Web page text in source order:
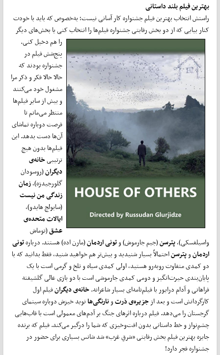
بهترین فیلم بلند داستانی
راستش انتخاب بهترین فیلم جشنواره کار آسانی نیست؛ به‌خصوص که باید با خودت
کنار بیایی که از دو بخش رقابتی جشنوارهفیلم‌ها را انتخاب کنی یا بخش‌های دیگر
را هم دخیل کنی.
پنج‌شش فیلم در
جشنواره بودند که
حالا حالا فکر و ذکر مرا
مشغول خود می‌کنند
و بیش از سایر فیلم‌ها
منتظر می‌مانم تا
فرصت دوباره تماشای
آن‌ها دست بدهد. این
فیلم‌ها بدون هیچ
ترتیبیخانه‌ی
دیگران(روسودان
گلورجیدزه)،زمان
زندگی من نیست
(سابولچ هایدو)،
ایالات متحده‌ی
عشق(توماش
واسیلفسکی)،پترسن(جیم جارموش) وتونی اردمان(مارن اده) هستند. دربارهتونی
اردمانوپترسناحتمالاً بسیار شنیدید و بیش‌تر هم خواهید شنید، فقط بدانید که با
دو کمدی متفاوت روبه‌رو هستید، اولی کمدی سیاه و تلخ و گرمی است با یک
پایان‌بندی حیرت‌انگیز و دومی کمدی جارموشی است با دو بازی عالی گلشیفته
فراهانی و آدام درایور با فیلم‌نامه‌ای بسیار شاعرانه.خانه‌ی دیگرانفیلم اول
کارگردانش است و بعد از جزیره‌ی ذرتونارنگی‌هانوید خیزش دوباره سینمای
گرجستان را می‌دهد. فیلم درباره اثرهای جنگ بر آدم‌های معمولی است با قاب‌هایی
چشم‌نواز و خط داستانی بدون افت‌وخیزی که شما را درگیر می‌کند. فیلم که برنده
جایزه بهترین فیلم بخش رقابتی «شرقِ غرب» شد شانس بسیاری برای حضور در
جشنواره فجر دارد!